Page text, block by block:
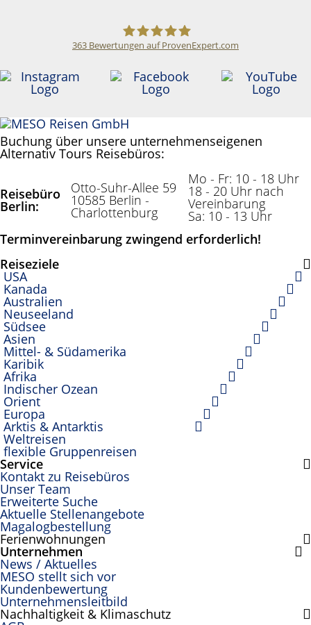
Meso Reisen
363 Bewertungen auf ProvenExpert.com
Buchung über unsere unternehmenseigenen
Alternativ Tours Reisebüros:
Reisebüro
Berlin:
Otto-Suhr-Allee 59
10585 Berlin -
Charlottenburg
Mo - Fr: 10 - 18 Uhr
18 - 20 Uhr nach
Vereinbarung
Sa: 10 - 13 Uhr
Terminvereinbarung zwingend erforderlich!
Reiseziele
USA
Kanada
Australien
Neuseeland
Südsee
Asien
Mittel- & Südamerika
Karibik
Afrika
Indischer Ozean
Orient
Europa
Arktis & Antarktis
Weltreisen
flexible Gruppenreisen
Service
Kontakt zu Reisebüros
Unser Team
Erweiterte Suche
Aktuelle Stellenangebote
Magalogbestellung
Ferienwohnungen
Unternehmen
News / Aktuelles
MESO stellt sich vor
Kundenbewertung
Unternehmensleitbild
Nachhaltigkeit & Klimaschutz